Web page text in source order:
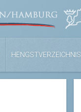
HENGSTVERZEICHNIS